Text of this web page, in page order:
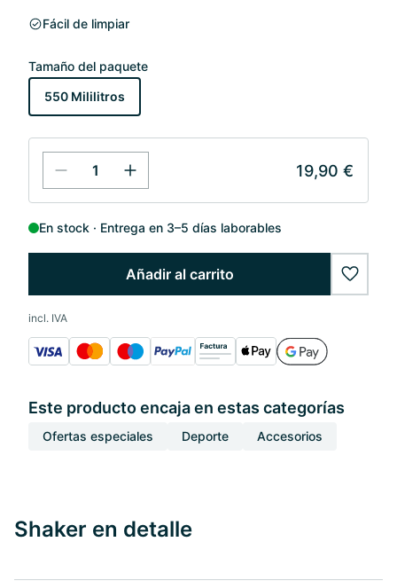
Fácil de limpiar
Tamaño del paquete
550 Mililitros
19,90 €
En stock Entrega en 3–5 días laborables
Añadir al carrito
incl. IVA
Este producto encaja en estas categorías
Ofertas especiales Deporte Accesorios
Shaker en detalle